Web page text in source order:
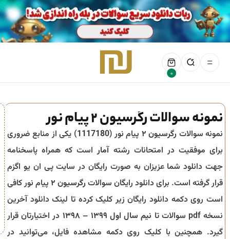
0
نمونه سوالات رگرسیون 2 پیام نور
نمونه سوالات رگرسیون ۲ پیام نور (1117180) یکی از منابع ضروری
برای موفقیت در امتحانات رشتهآماراست که همراه پاسخنامه
جهت دانلود شما عزیزان به صورت رایگان در سایت پی ان یو اگزم
قرار گرفته است. برای دانلود رایگان سوالات رگرسیون ۲
پیام نور کافی
است روی دکمه دانلود رایگان زیر کلیک کرده تا لینک دانلود آخرین
نسخه pdf سوالات تا
نیم سال اول ۱۳۹۹ – ۱۳۹۸
در اختیارتان قرار
گیرد. همچنین با کلیک روی دکمه مشاهده فایل، می‌توانید در